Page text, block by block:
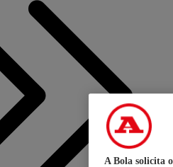
A Bola solicita